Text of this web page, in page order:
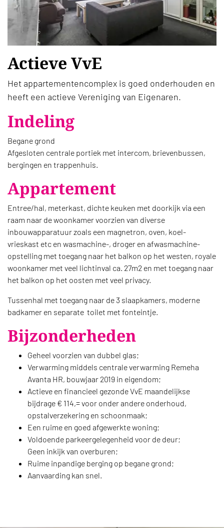
Actieve VvE
Het appartementencomplex is goed onderhouden en
heeft een actieve Vereniging van Eigenaren.
Indeling
Begane grond
Afgesloten centrale portiek met intercom, brievenbussen,
bergingen en trappenhuis.
Appartement
Entree/hal, meterkast, dichte keuken met doorkijk via een
raam naar de woonkamer voorzien van diverse
inbouwapparatuur zoals een magnetron, oven, koel-
vrieskast etc en wasmachine-, droger en afwasmachine-
opstelling met toegang naar het balkon op het westen, royale
woonkamer met veel lichtinval ca. 27m2 en met toegang naar
het balkon op het oosten met veel privacy.
Tussenhal met toegang naar de 3 slaapkamers, moderne
badkamer en separate toilet met fonteintje.
Bijzonderheden
Geheel voorzien van dubbel glas;
Verwarming middels centrale verwarming Remeha
Avanta HR, bouwjaar 2019 in eigendom;
Actieve en financieel gezonde VvE maandelijkse
bijdrage € 114,= voor onder andere onderhoud,
opstalverzekering en schoonmaak;
Een ruime en goed afgewerkte woning;
Voldoende parkeergelegenheid voor de deur;
Geen inkijk van overburen;
Ruime inpandige berging op begane grond;
Aanvaarding kan snel.